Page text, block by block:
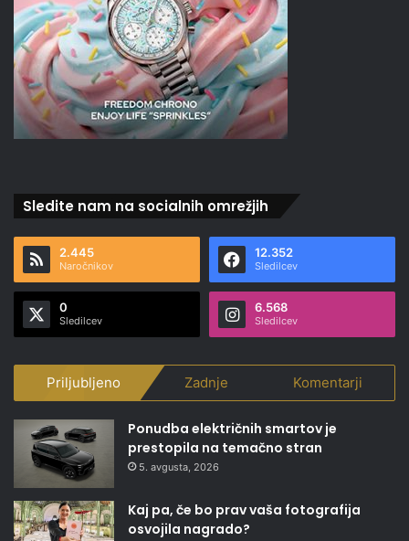
Sledite nam na socialnih omrežjih
2.445
Naročnikov
12.352
Sledilcev
0
Sledilcev
6.568
Sledilcev
Priljubljeno Zadnje Komentarji
Ponudba električnih smartov je
prestopila na temačno stran
5. avgusta, 2026
Kaj pa, če bo prav vaša fotografija
osvojila nagrado?